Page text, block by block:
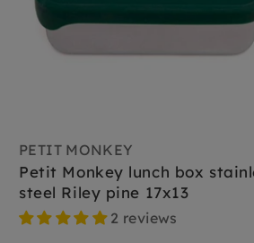
PETIT MONKEY
Petit Monkey lunch box
steel Riley pine 17x13
2 reviews